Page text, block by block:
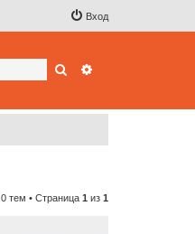
Вход
Поиск
0 тем • Страница 1 из 1